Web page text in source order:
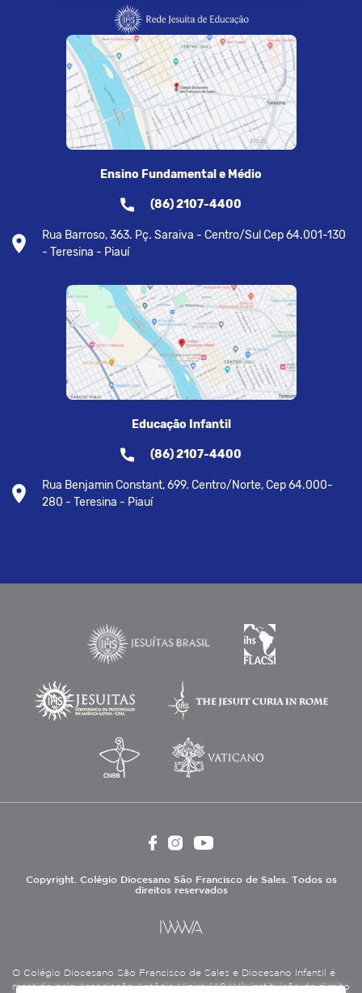
Ensino Fundamental e Médio
(86) 2107-4400
Rua Barroso, 363. Pç. Saraiva - Centro/Sul Cep 64.001-130
- Teresina - Piauí
Educação Infantil
(86) 2107-4400
Rua Benjamin Constant, 699. Centro/Norte, Cep 64.000-
280 - Teresina - Piauí
Copyright. Colégio Diocesano São Francisco de Sales. Todos os
direitos reservados
O Colégio Diocesano São Francisco de Sales e Diocesano Infantil é
mantido pela Associação Antônio Vieira (ASAV), instituição de direito